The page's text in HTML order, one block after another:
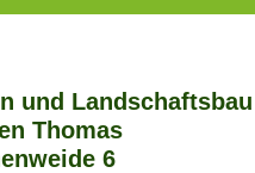
und Landschaftsbau
Thomas
6